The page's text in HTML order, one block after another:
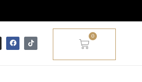
0